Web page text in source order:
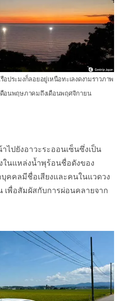
ประมงก็ลอยอยู่เหนือทะเลงดงามราวภาพ
นพฤษภาคมถึงเดือนพฤศจิกายน
ไปยังอาวะระออนเซ็นซึ่งเป็น
ในแหล่งน้ำพุร้อนชื่อดังของ
คคลมีชื่อเสียงและคนในแวดวง
เพื่อสัมผัสกับการผ่อนคลายจาก